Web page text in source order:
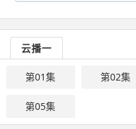
云播一
第01集 第02集
第05集